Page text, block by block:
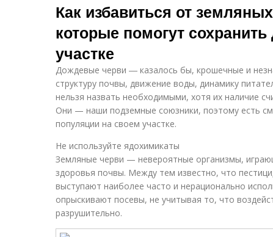
Как избавиться от
которые помогут
участке
Дождевые черви ― казалось бы, крошечные и
структуру почвы, движение воды, динамику
нельзя назвать необходимыми, хотя их наличие
Они — наши подземные союзники, поэтому есть
популяции на своем участке.
Не используйте ядохимикаты
Земляные черви — невероятные организмы,
здоровья почвы. Между тем известно, что
выступают наиболее часто и нерационально
опрыскивают посевы, не учитывая то, что
разрушительно.